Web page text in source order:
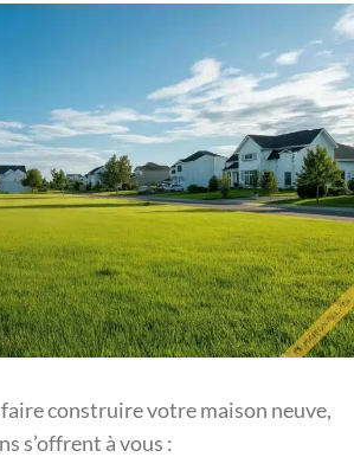
construire votre maison neuve,
s’offrent à vous :